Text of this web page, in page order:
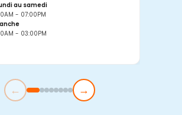
au samedi
- 07:00PM
- 03:00PM
← →